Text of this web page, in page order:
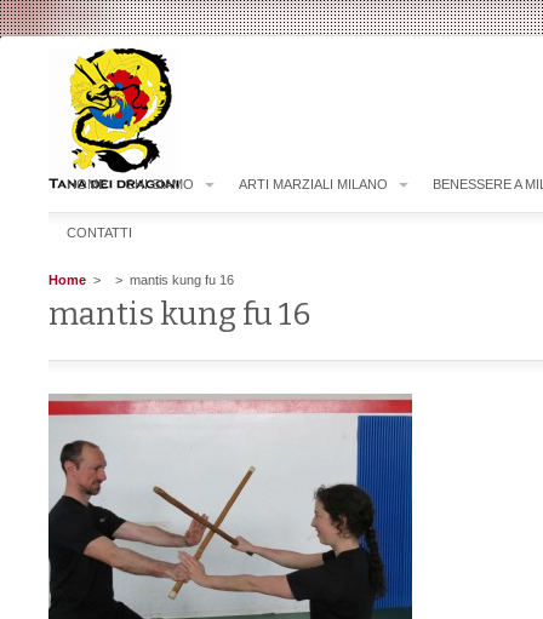
HOME CHI SIAMO ARTI MARZIALI MILANO BENESSERE A
CONTATTI
Home > > mantis kung fu 16
mantis kung fu 16